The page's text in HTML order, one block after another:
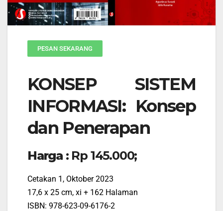
PESAN SEKARANG
KONSEP SISTEM
INFORMASI: Konsep
dan Penerapan
Harga : Rp 145.000;
Cetakan 1, Oktober 2023
17,6 x 25 cm, xi + 162 Halaman
ISBN: 978-623-09-6176-2